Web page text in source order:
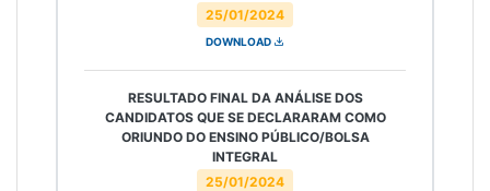
25/01/2024
DOWNLOAD
25/01/2024
RESULTADO FINAL DA ANÁLISE DOS
CANDIDATOS QUE SE DECLARARAM COMO
ORIUNDO DO ENSINO PÚBLICO/BOLSA
INTEGRAL